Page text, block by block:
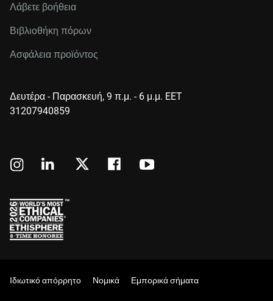
Λάβετε βοήθεια
Βιβλιοθήκη πόρων
Ασφάλεια προϊόντος
Δευτέρα - Παρασκευή, 9 π.μ. - 6 μ.μ. EET
31207940859
Ιδιωτικό απόρρητο Νομικά Εμπορικά σήματα